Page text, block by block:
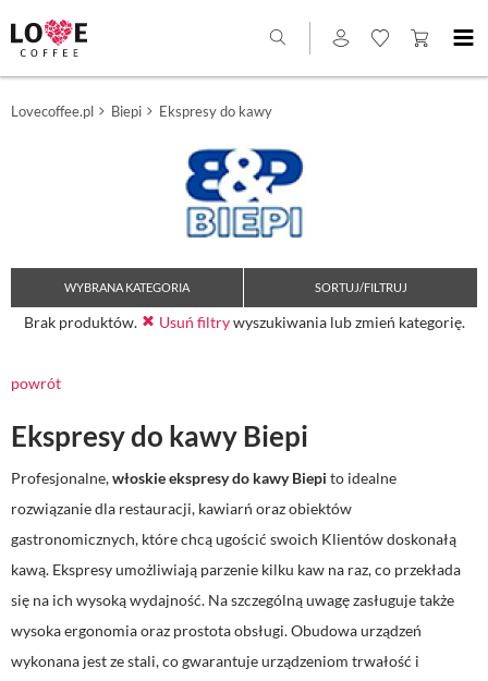
Lovecoffee.pl Biepi Ekspresy do kawy
WYBRANA KATEGORIA SORTUJ/FILTRUJ
Brak produktów. Usuń filtrywyszukiwania lub zmień kategorię.
powrót
Ekspresy do kawy Biepi
Profesjonalne,włoskie ekspresy do kawy Biepi to idealne
rozwiązanie dla restauracji, kawiarń oraz obiektów
gastronomicznych, które chcą ugościć swoich Klientów doskonałą
kawą. Ekspresy umożliwiają parzenie kilku kaw na raz, co przekłada
się na ich wysoką wydajność. Na szczególną uwagę zasługuje także
wysoka ergonomia oraz prostota obsługi. Obudowa urządzeń
wykonana jest ze stali, co gwarantuje urządzeniom trwałość i